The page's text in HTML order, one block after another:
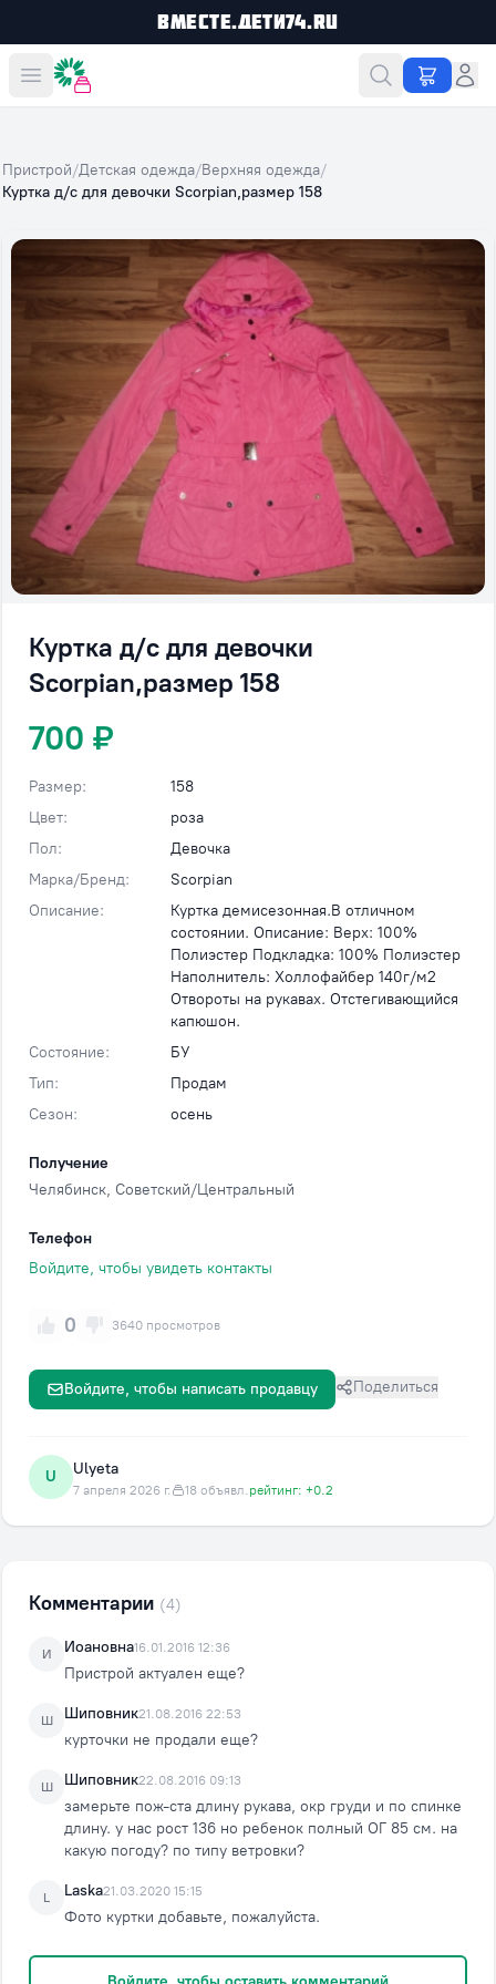
Вместе.Дети74.ru
Вместе дешевле
Пристрой/Детская одежда/Верхняя одежда/
Куртка д/с для девочки Sсorpian,размер 158
Куртка д/с для девочки
Sсorpian,размер 158
700 ₽
Размер:
158
Цвет:
роза
Пол:
Девочка
Марка/Бренд:
Sсorpian
Описание:
Куртка демисезонная.В отличном
состоянии. Описание: Верх: 100%
Полиэстер Подкладка: 100% Полиэстер
Наполнитель: Холлофайбер 140г/м2
Отвороты на рукавах. Отстегивающийся
капюшон.
Состояние:
БУ
Тип:
Продам
Сезон:
осень
Получение
Челябинск, Советский/Центральный
Телефон
Войдите, чтобы увидеть контакты
0 3640 просмотров
Поделиться
Войдите, чтобы написать продавцу
U Ulyeta
7 апреля 2026 г. 18 объявл.рейтинг: +0.2
Комментарии (4)
И Иоановна16.01.2016 12:36
Пристрой актуален еще?
Ш Шиповник21.08.2016 22:53
курточки не продали еще?
Ш Шиповник22.08.2016 09:13
замерьте пож-ста длину рукава, окр груди и по спинке
длину. у нас рост 136 но ребенок полный ОГ 85 см. на
какую погоду? по типу ветровки?
L Laska21.03.2020 15:15
Фото куртки добавьте, пожалуйста.